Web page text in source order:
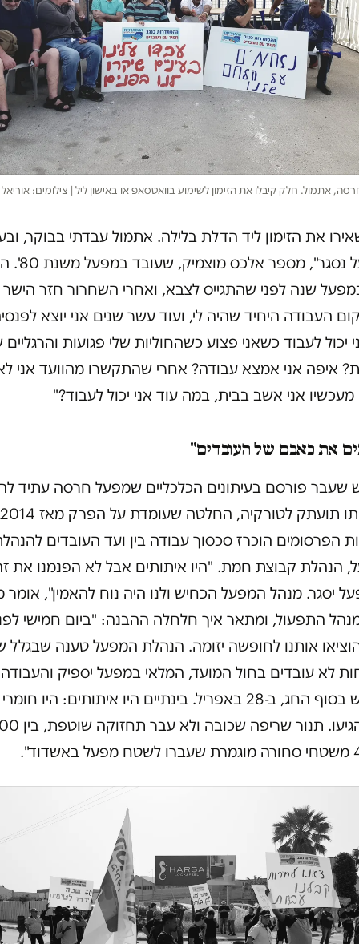
אתמול. חלק קיבלו את הזימון לשימוע בוואטסאפ או באישון ליל | צילומים: אוריאל
את הזימון ליד הדלת בלילה. אתמול עבדתי בבוקר,
המפעל נסגר", מספר אלכס
שנה לפני שהתגייס לצבא, ואחרי השחרור חזר
העבודה היחיד שהיה לי, ועוד עשר שנים אני יוצא
יכול לעבוד כשאני פצוע כשהחוליות שלי פגועות והרגליים
איפה אני אמצא עבודה? אחרי שהתקשרו מהוועד אני
מעכשיו אני אשב בבית, במה עוד אני יכול לעבוד?"
את כאבם של העובדים"
שעבר פורסם בעיתונים הכלכליים שמפעל חרסה עתיד
הפרסומים הוכרז סכסוך עבודה בין ועד העובדים
הנהלת קבוצת חמת. "היו איתותים אבל לא הפנמנו את
יסגר. מנהל המפעל הכחיש ולנו היה נוח להאמין", אומר
התפעול, ומתאר איך חלחלה ההבנה: "ביום חמישי
אותנו לחופשה יזומה. הנהלת המפעל טענה שבגלל
לא עובדים בחול המועד, המלאי במפעל יספיק והעבודה
תחודש בסוף החג, ב-28 באפריל. בינתיים היו איתותים: היו
שלא הגיעו. תנור שריפה שכובה